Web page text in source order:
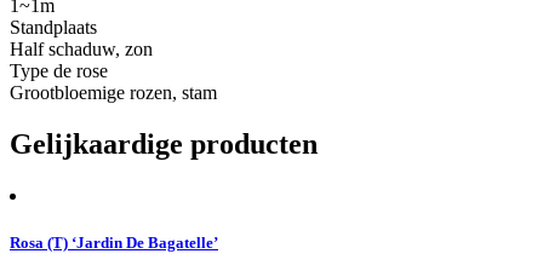
1~1m
Standplaats
Half schaduw, zon
Type de rose
Grootbloemige rozen, stam
Gelijkaardige producten
Rosa (T) ‘Jardin De Bagatelle’